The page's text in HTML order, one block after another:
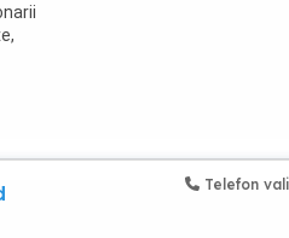
Telefon